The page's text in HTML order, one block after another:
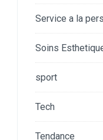
Service a la
Soins
sport
Tech
Tendance